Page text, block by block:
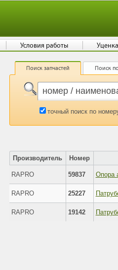
Поиск запчастей Поиск
точный поиск по
Производитель Номер
RAPRO 59837 Опора
RAPRO 25227
RAPRO 19142
Условия работы